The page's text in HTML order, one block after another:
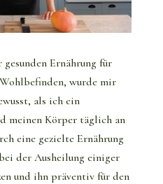
Ernährung für
wurde mir
als ich ein
meinen Körper täglich an
eine gezielte Ernährung
der Ausheilung einiger
und ihn präventiv für den